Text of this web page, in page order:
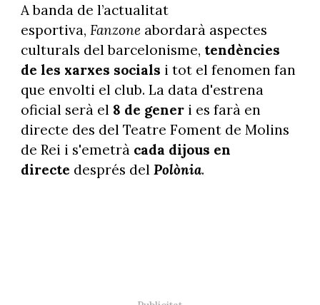
A banda de l’actualitat
esportiva, Fanzone abordarà aspectes
culturals del barcelonisme, tendències
de les xarxes socials i tot el fenomen fan
que envolti el club. La data d'estrena
oficial serà el 8 de gener i es farà en
directe des del Teatre Foment de Molins
de Rei i s'emetrà cada dijous en
directe després del Polònia.